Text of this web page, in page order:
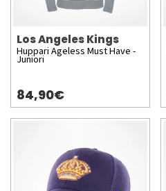
Los Angeles Kings
Huppari Ageless Must Have -
Juniori
84,90€